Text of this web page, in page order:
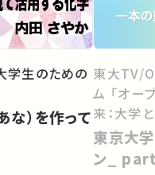
学生のための
な）を作って
東大TV/
ム 「オー
来：大学
向けて」
東京大
ン_